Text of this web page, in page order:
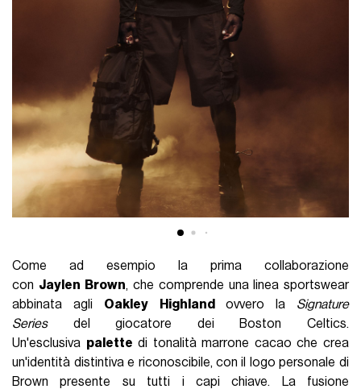
Come ad esempio la prima collaborazione
con Jaylen Brown, che comprende una linea sportswear
abbinata agli Oakley Highland ovvero la Signature
Seriesdel giocatore dei Boston Celtics.
Un'esclusiva palette di tonalità marrone cacao che crea
un'identità distintiva e riconoscibile, con il logo personale di
Brown presente su tutti i capi chiave. La fusione